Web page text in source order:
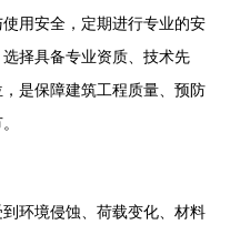
用安全，定期进行专业的安
择具备专业资质、技术先
是保障建筑工程质量、预防
环境侵蚀、荷载变化、材料